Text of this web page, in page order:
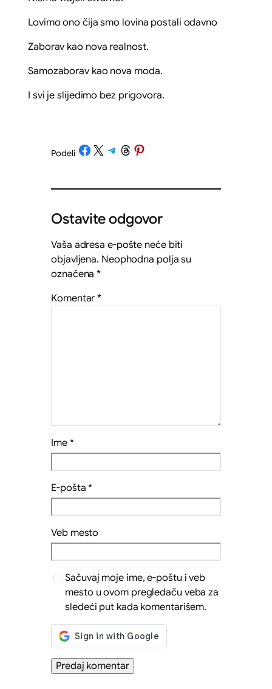
Lovimo ono čija smo lovina postali odavno
Zaborav kao nova realnost.
Samozaborav kao nova moda.
I svi je slijedimo bez prigovora.
Podeli/Share on Facebook
Share on X Share on Telegram
Share on Threads
Share on Pinterest
Ostavite odgovor
Vaša adresa e-pošte neće biti
objavljena. Neophodna polja su
označena*
Komentar*
Ime *
E-pošta*
Veb mesto
Sačuvaj moje ime, e-poštu i veb
mesto u ovom pregledaču veba za
sledeći put kada komentarišem.